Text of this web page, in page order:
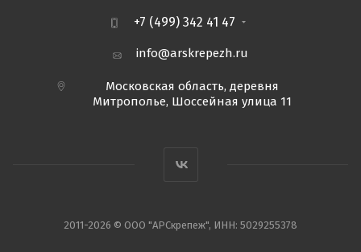
+7 (499) 342 41 47
info@arskrepezh.ru
Московская область, деревня
Митрополье, Шоссейная улица 11
2011-2026 © ООО "АРСкрепеж", ИНН: 5029255378